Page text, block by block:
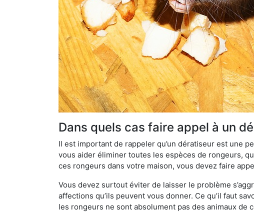
Dans quels cas faire appel à un
Il est important de rappeler qu’un dératiseur est une
vous aider éliminer toutes les espèces de rongeurs,
ces rongeurs dans votre maison, vous devez faire
Vous devez surtout éviter de laisser le problème
affections qu’ils peuvent vous donner. Ce qu’il faut
les rongeurs ne sont absolument pas des animaux